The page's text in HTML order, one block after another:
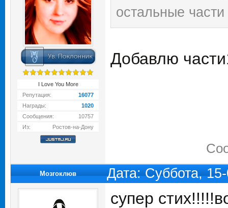
I Love You More
Репутация:
16077
Награды:
1020
Сообщения:
10757
Из:
Ростов-на-Дону
остальные
Добавлю
Мозгоклюв Дата: Суббота,
супер